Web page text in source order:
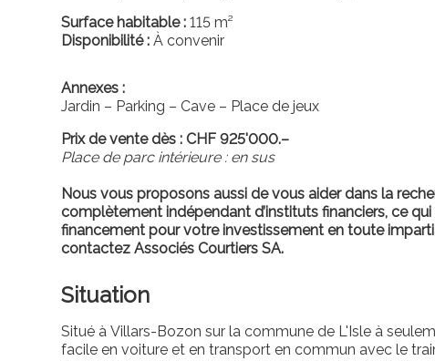
Surface habitable : 115 m²
Disponibilité : À convenir
Annexes :
Jardin – Parking – Cave – Place de jeux
Prix de vente dès : CHF 925'000.–
Place de parc intérieure : en sus
Nous vous proposons aussi de vous aider dans la
complètement indépendant d’instituts financiers, ce
financement pour votre investissement en toute
contactez Associés Courtiers SA.
Situation
Situé à Villars-Bozon sur la commune de L'Isle à
facile en voiture et en transport en commun avec le